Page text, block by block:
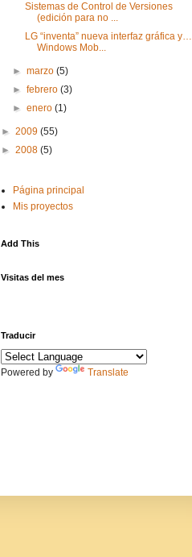
Sistemas de Control de Versiones
(edición para no ...
LG “inventa” nueva interfaz gráfica y…
Windows Mob...
►marzo(5)
►febrero(3)
►enero(1)
► 2009 (55)
► 2008 (5)
Página principal
Mis proyectos
Add This
Visitas del mes
Traducir
Powered by Translate